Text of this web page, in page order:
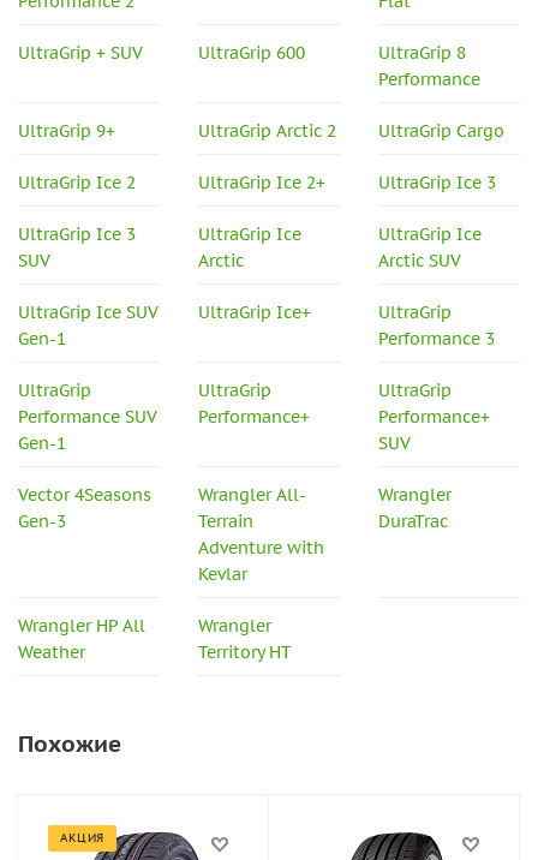
UltraGrip + SUV UltraGrip 600
UltraGrip 8
Performance
UltraGrip 9+ UltraGrip Arctic 2 UltraGrip Cargo
UltraGrip Ice 2 UltraGrip Ice 2+ UltraGrip Ice 3
UltraGrip Ice 3
SUV
UltraGrip Ice
Arctic
UltraGrip Ice
Arctic SUV
UltraGrip Ice SUV
Gen-1
UltraGrip Ice+
UltraGrip
Performance 3
UltraGrip
Performance SUV
Gen-1
UltraGrip
Performance+
UltraGrip
Performance+
SUV
Vector 4Seasons
Gen-3
Wrangler All-
Terrain
Adventure with
Kevlar
Wrangler
DuraTrac
Wrangler HP All
Weather
Wrangler
Territory HT
Похожие
АКЦИЯ